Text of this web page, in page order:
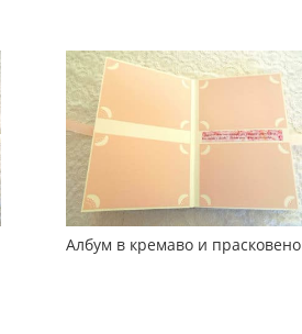
Албум в кремаво и прасковено